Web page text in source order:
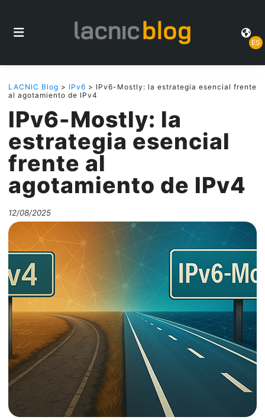
ES
LACNIC Blog > IPv6 > IPv6-Mostly: la estrategia esencial frente
al agotamiento de IPv4
IPv6-Mostly: la
estrategia esencial
frente al
agotamiento de IPv4
12/08/2025